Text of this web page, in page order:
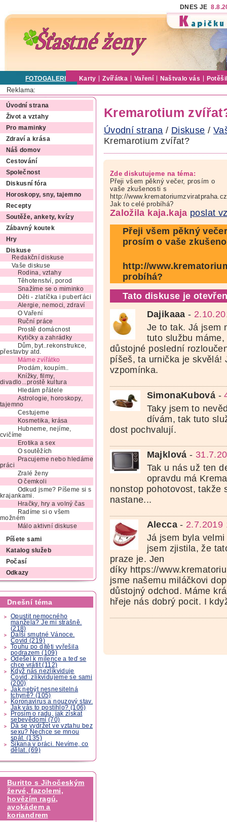
DNES JE
FOTOGALERIE Karty Zvířátka Vaření Naštvalo vás
Reklama:
Úvodní strana
Život a vztahy
Pro maminky
Zdraví a krása
Náš domov
Cestování
Společnost
Diskusní fóra
Horoskopy, sny, tajemno
Recepty
Soutěže, ankety, kvízy
Zábavný koutek
Hry
Diskuse
Redakční diskuse
Vaše diskuse
Rodina, vztahy
Těhotenství, porod
Snažíme se o miminko
Děti - zlatíčka i puberťáci
Alergie, nemoci, zdraví
O Vaření
Ruční práce
Prostě domácnost
Kytičky a zahrádky
Dům, byt..rekonstrukce,
přestavby atd.
Máme zvířátko
Prodám, koupím..
Knížky, filmy,
divadlo...prostě kultura
Hledám přátele
Astrologie, horoskopy,
tajemno
Cestujeme
Kosmetika, krása
Hubneme, nejíme,
cvičíme
Erotika a sex
O soutěžích
Pracujeme nebo hledáme
práci
Zralé ženy
O čemkoli
Odkud jsme? Píšeme si s
krajankami.
Hračky, hry a volný čas
Radíme si o všem
možném
Málo aktivní diskuse
Píšete sami
Katalog služeb
Počasí
Odkazy
Dnešní téma
Opustit nemocného
manžela? Je mi strašně.
(218)
Další smutné Vánoce.
Covid (219)
Touhu po dítěti vyřešila
podrazem (109)
Odešel k milence a teď se
chce vrátit (112)
Když nás nezlikviduje
Covid, zlikvidujeme se sami
(200)
Jak nebýt nesnesitelná
tchyně? (105)
Koronavirus a nouzový stav.
Jak vás to postihlo? (106)
Prosím o radu, jak získat
sebevědomí (70)
Dá se vydržet ve vztahu bez
sexu? Nechce se mnou
spát. (135)
Šikana v práci. Nevíme, co
dělat. (69)
Buritto s Jihočeským
žervé, fazolemi,
hovězím ragú,
avokádem a
koriandrem
Kremarotium
Úvodní strana / Diskuse /
Kremarotium zvířat?
Zde diskutujeme na téma:
Přeji všem pěkný večer, prosím o
vaše zkušenosti s
http://
Jak to celé probíhá?
Založila kaja.kaja poslat
Přeji všem pěkný
prosím o vaše
http://
probíhá?
Tato diskuse je
Dajikaaa -
Je to tak. Já jsem
tuto službu
důstojné poslední
píšeš, ta urnička je skvělá!
vzpomínka.
SimonaKubová -
Taky jsem to
dívám, tak tuto
dost pochvalují.
Majklová -
Tak u nás už ten
opravdu má
nonstop pohotovost, takže
nastane...
Alecca- 2.7.2019
Já jsem byla
jsem zjistila, že
praze je. Jen
díky https://
jsme našemu miláčkovi
důstojný odchod. Máme
hřeje nás dobrý pocit. I